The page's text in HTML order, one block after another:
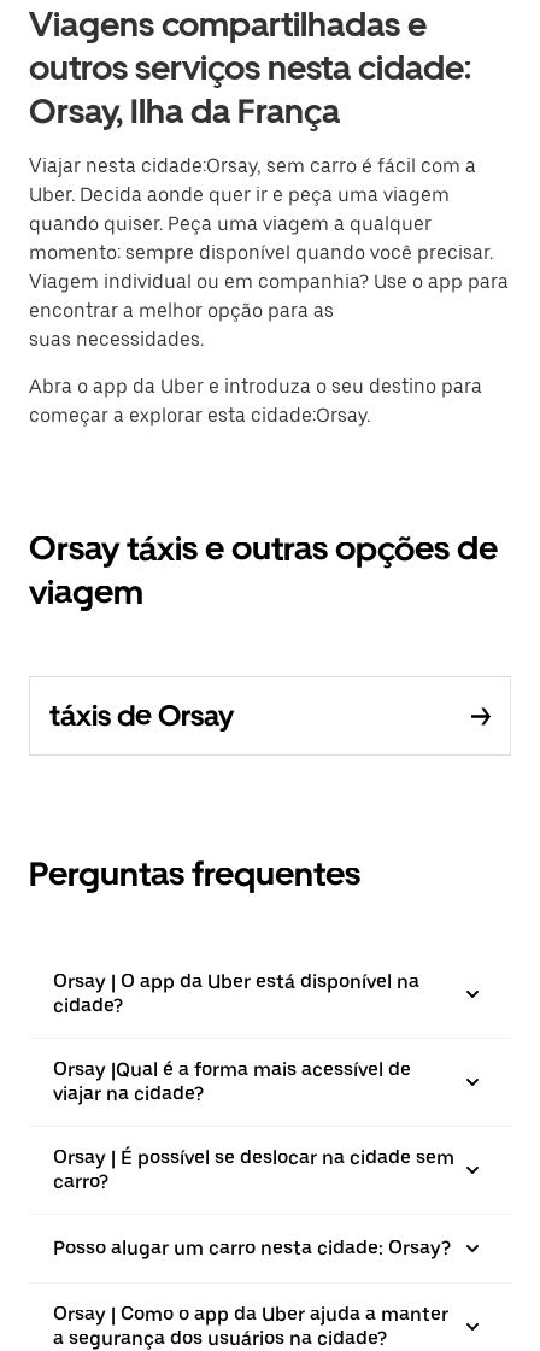
Viagens compartilhadas e
outros serviços nesta cidade:
Orsay, Ilha da França
Viajar nesta cidade:Orsay, sem carro é fácil com a
Uber. Decida aonde quer ir e peça uma viagem
quando quiser. Peça uma viagem a qualquer
momento: sempre disponível quando você precisar.
Viagem individual ou em companhia? Use o app para
encontrar a melhor opção para as
suas necessidades.
Abra o app da Uber e introduza o seu destino para
começar a explorar esta cidade:Orsay.
Orsay táxis e outras opções de
viagem
táxis de Orsay
Perguntas frequentes
Orsay | O app da Uber está disponível na
cidade?
Orsay |⁠Qual é a forma mais acessível de
viajar na cidade?
Orsay | É possível se deslocar na cidade sem
carro?
Posso alugar um carro nesta cidade: Orsay?
Orsay | Como o app da Uber ajuda a manter
a segurança dos usuários na cidade?